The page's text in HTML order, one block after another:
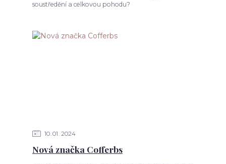
soustředění a celkovou pohodu?
10 01 2024
Nová značka Cofferbs